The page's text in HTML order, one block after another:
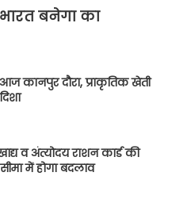
बनेगा का
कानपुर दौरा, प्राकृतिक खेती
व अंत्योदय राशन कार्ड की
में होगा बदलाव